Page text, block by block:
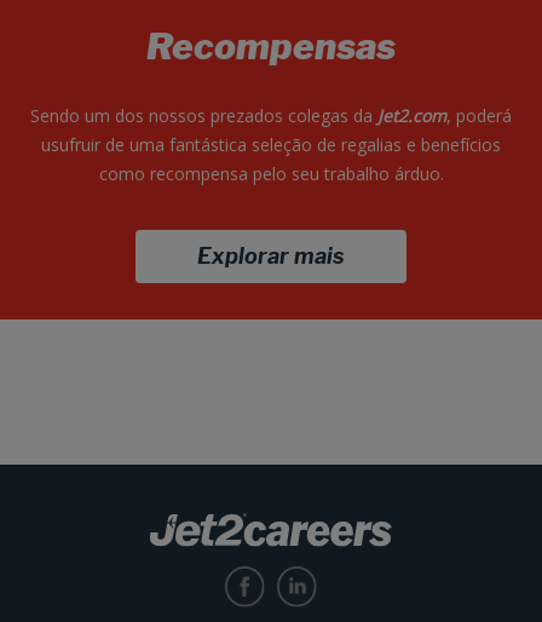
Recompensas
Sendo um dos nossos prezados colegas da Jet2.com, poderá
usufruir de uma fantástica seleção de regalias e benefícios
como recompensa pelo seu trabalho árduo.
Explorar mais